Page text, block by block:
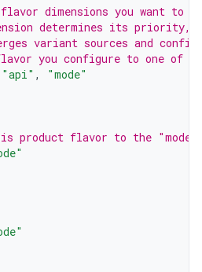
dimensions you want to
determines its priority,
variant sources and
you configure to one of
"api" , "mode"
product flavor to the "mode"